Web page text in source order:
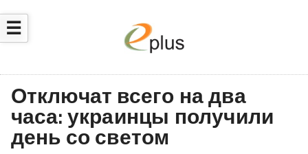
☰
Отключат всего на два
часа: украинцы получили
день со светом